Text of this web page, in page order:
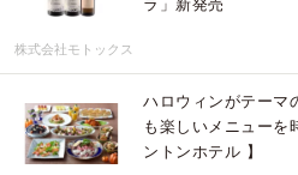
ラ」新発売
株式会社モトックス
ハロウィンがテーマ
も楽しいメニューを
ントンホテル 】